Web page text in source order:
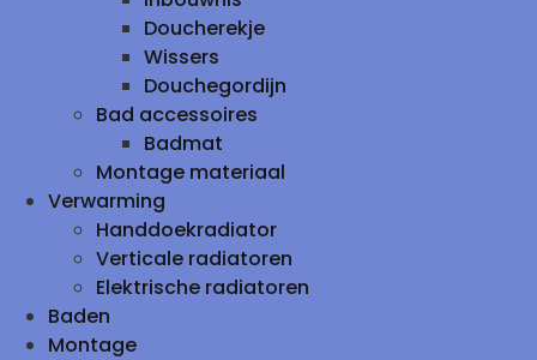
Doucherekje
Wissers
Douchegordijn
Bad accessoires
Badmat
Montage materiaal
Verwarming
Handdoekradiator
Verticale radiatoren
Elektrische radiatoren
Baden
Montage